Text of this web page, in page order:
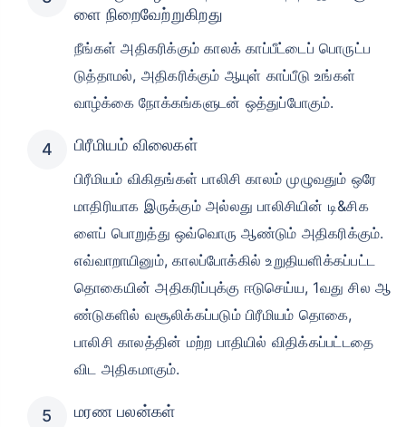
ளை நிறைவேற்றுகிறது
நீங்கள் அதிகரிக்கும் காலக் காப்பீட்டைப் பொருட்ப
டுத்தாமல், அதிகரிக்கும் ஆயுள் காப்பீடு உங்கள்
வாழ்க்கை நோக்கங்களுடன் ஒத்துப்போகும்.
பிரீமியம் விலைகள்
பிரீமியம் விகிதங்கள் பாலிசி காலம் முழுவதும் ஒரே
மாதிரியாக இருக்கும் அல்லது பாலிசியின் டி&சிக
ளைப் பொறுத்து ஒவ்வொரு ஆண்டும் அதிகரிக்கும்.
எவ்வாறாயினும், காலப்போக்கில் உறுதியளிக்கப்பட்ட
தொகையின் அதிகரிப்புக்கு ஈடுசெய்ய, 1வது சில ஆ
ண்டுகளில் வசூலிக்கப்படும் பிரீமியம் தொகை,
பாலிசி காலத்தின் மற்ற பாதியில் விதிக்கப்பட்டதை
விட அதிகமாகும்.
மரண பலன்கள்